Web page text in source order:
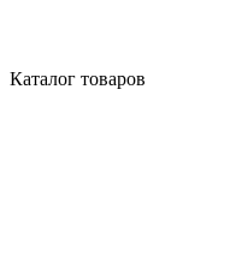
Каталог товаров